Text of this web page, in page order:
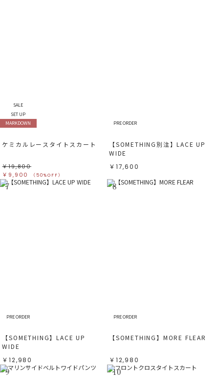
SALE
SET UP
MARKDOWN
ケミカルレースタイトスカート
￥19,800
￥9,900
（50%OFF）
PRE ORDER
【SOMETHING別注】LACE UP
WIDE
￥17,600
7
PRE ORDER
【SOMETHING】LACE UP
WIDE
￥12,980
8
PRE ORDER
【SOMETHING】MORE FLEAR
￥12,980
9 10